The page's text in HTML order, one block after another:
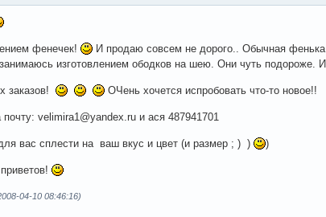
фенечек!
И продаю совсем не дорого.. Обычная
изготовлением ободков на шею. Они чуть подороже. И
заказов! ОЧень хочется испробовать что-то новое!!
velimira1@yandex.ru и ася 487941701
вас сплести на ваш вкус и цвет (и размер ; ) ) )
04-10 08:46:16)